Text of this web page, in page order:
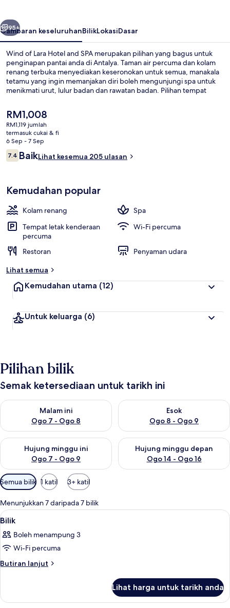
SPA
Seterusnya
95+
Gambaran keseluruhanBilikLokasiDasar
Wind of Lara Hotel and SPA merupakan pilihan yang bagus untuk
penginapan pantai anda di Antalya. Taman air percuma dan kolam
renang terbuka menyediakan keseronokan untuk semua, manakala
tetamu yang ingin memanjakan diri boleh mengunjungi spa untuk
menikmati urut, lulur badan dan rawatan badan. Pilihan tempat
yang bagus untuk menikmati minuman sejuk. Sorotan lain di hotel
mewah ini termasuk 3 bar/ruang istirahat, kolam renang tertutup,
dan kelab malam.
Harga
semasa
ialah
RM1,008
RM1,008
RM1,119 jumlah
termasuk cukai & fi
6 Sep - 7 Sep
Ulasan
7.47.4 daripada 10
BaikLihat kesemua 205 ulasan
Kemudahan popular
Kolam renang
Spa
Tempat letak kenderaan
percuma
Wi-Fi percuma
Restoran
Penyaman udara
Lihat semua
Kemudahan utama (12)
Untuk keluarga (6)
Pilihan bilik
Semak ketersediaan untuk tarikh ini
Malam ini
Ogo 7 - Ogo 8
Semak ketersediaan untuk malam ini Ogo 7 - Ogo 8
Esok
Ogo 8 - Ogo 9
Semak ketersediaan untuk
Hujung minggu ini
Ogo 7 - Ogo 9
Semak ketersediaan untuk hujung minggu ini Ogo 7 - Ogo 9
Hujung minggu depan
Ogo 14 - Ogo 16
Semak ketersediaan untuk
Penapis
yang
tersedia
untuk
bilik
Semua bilik 1 katil 3+ katil
Menunjukkan 7 daripada 7 bilik
Lihat
semua
foto
untuk
Bilik
Bar mini, peti besi dalam bilik, kalis
6
Bilik
Boleh menampung 3
Wi-Fi percuma
Butiran lanjut
Butiran
Lihat harga untuk tarikh anda